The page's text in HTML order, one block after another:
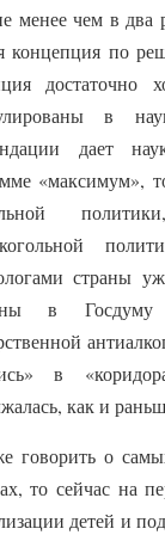
менее чем в два
концепция по
достаточно
в
дает
«максимум»,
страны
в
в
как и
говорить о
то сейчас на
детей и